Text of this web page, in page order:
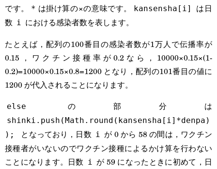
です。 * は掛け算の×の意味です。 kansensha[i]
は日
数 i
における感染者数を表します。
たとえば，配列の100番目の感染者数が1万人で伝播率が
0.15，ワクチン接種率が0.2なら，10000×0.15×(1-
0.2)=10000×0.15×0.8=1200 となり，配列の101番目の値に
1200 が代入されることになります。
else の部分は
shinki.push(Math.round(kansensha[i]*denpa)
);
となっており，日数 i
が 0 から 58 の間は，ワクチン
接種者がいないのでワクチン接種によるかけ算を行わない
ことになります。日数
i
が 59 になったときに初めて，日